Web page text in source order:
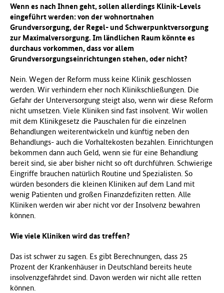
Wenn es nach Ihnen geht, sollen allerdings Klinik-Levels
eingeführt werden: von der wohnortnahen
Grundversorgung, der Regel- und Schwerpunktversorgung
zur Maximalversorgung. Im ländlichen Raum könnte es
durchaus vorkommen, dass vor allem
Grundversorgungseinrichtungen stehen, oder nicht?
Nein. Wegen der Reform muss keine Klinik geschlossen
werden. Wir verhindern eher noch Klinikschließungen. Die
Gefahr der Unterversorgung steigt also, wenn wir diese Reform
nicht umsetzen. Viele Kliniken sind fast insolvent. Wir wollen
mit dem Klinikgesetz die Pauschalen für die einzelnen
Behandlungen weiterentwickeln und künftig neben den
Behandlungs- auch die Vorhaltekosten bezahlen. Einrichtungen
bekommen dann auch Geld, wenn sie für eine Behandlung
bereit sind, sie aber bisher nicht so oft durchführen. Schwierige
Eingriffe brauchen natürlich Routine und Spezialisten. So
würden besonders die kleinen Kliniken auf dem Land mit
wenig Patienten und großen Finanzdefiziten retten. Alle
Kliniken werden wir aber nicht vor der Insolvenz bewahren
können.
Wie viele Kliniken wird das treffen?
Das ist schwer zu sagen. Es gibt Berechnungen, dass 25
Prozent der Krankenhäuser in Deutschland bereits heute
insolvenzgefährdet sind. Davon werden wir nicht alle retten
können.